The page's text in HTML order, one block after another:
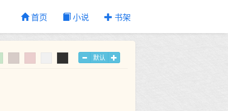
首页 小说 书架
默认